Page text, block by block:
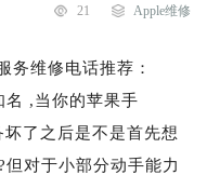
21 Apple维修
务维修电话推荐：
名 ,当你的苹果手
了之后是不是首先想
对于小部分动手能力